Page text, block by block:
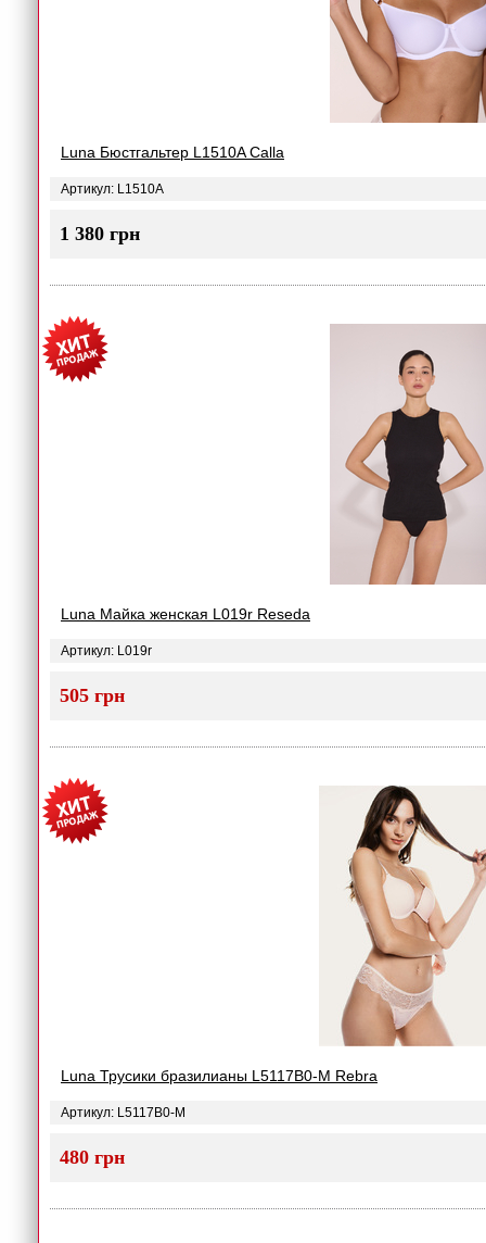
Luna Бюстгальтер L1510A Сalla
Артикул: L1510A
1 380 грн
Luna Майка женская L019r Reseda
Артикул: L019r
505 грн
Luna Трусики бразилианы L5117B0-M Rebra
Артикул: L5117B0-M
480 грн